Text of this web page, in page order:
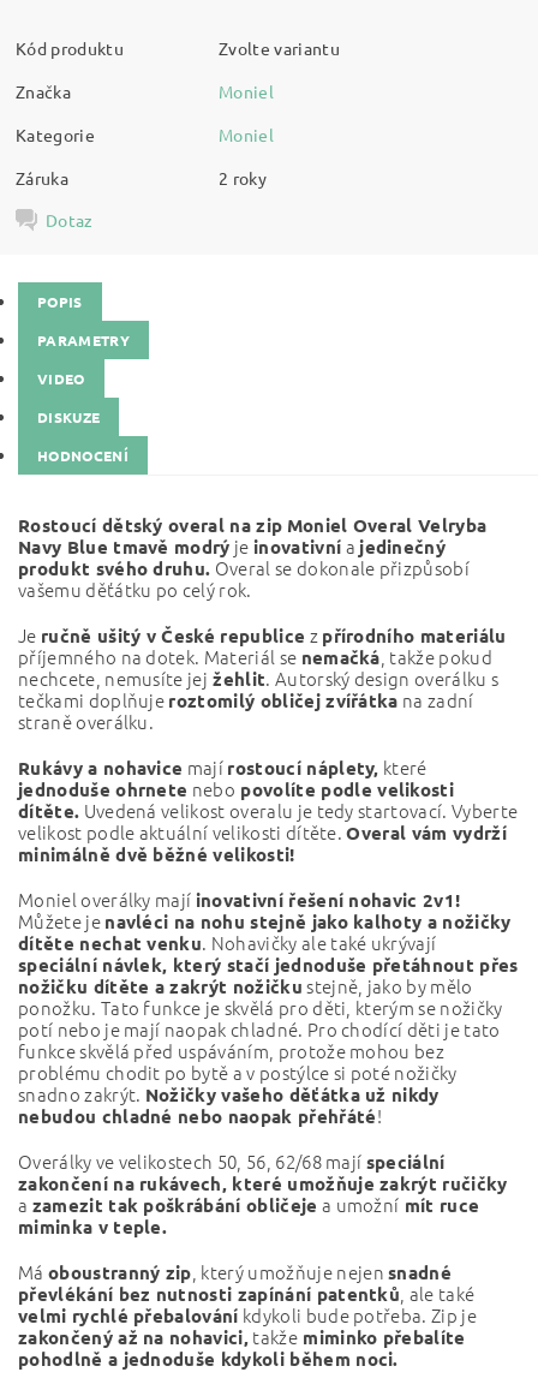
Kód produktu
Zvolte variantu
Značka
Moniel
Kategorie
Moniel
Záruka
2 roky
Dotaz
POPIS
PARAMETRY
VIDEO
DISKUZE
HODNOCENÍ
Rostoucí dětský overal na zip Moniel Overal Velryba
Navy Blue tmavě modrý jeinovativní ajedinečný
produkt svého druhu. Overal se dokonale přizpůsobí
vašemu děťátku po celý rok.
Je ručně ušitý v České republice z přírodního materiálu
příjemného na dotek. Materiál se nemačká , takže pokud
nechcete, nemusíte jej žehlit. Autorský design overálku s
tečkami doplňuje roztomilý obličej zvířátka na zadní
straně overálku.
Rukávy a nohavice mají rostoucí náplety, které
jednoduše ohrnete nebo povolíte podle velikosti
dítěte. Uvedená velikost overalu je tedy startovací. Vyberte
velikost podle aktuální velikosti dítěte.Overal vám vydrží
minimálně dvě běžné velikosti!
Moniel overálky mají inovativní řešení nohavic 2v1!
Můžete je navléci na nohu stejně jako kalhoty a nožičky
dítěte nechat venku. Nohavičky ale také ukrývají
speciální návlek, který stačí jednoduše přetáhnout přes
nožičku dítěte a zakrýt nožičku stejně, jako by mělo
ponožku. Tato funkce je skvělá pro děti, kterým se nožičky
potí nebo je mají naopak chladné. Pro chodící děti je tato
funkce skvělá před uspáváním, protože mohou bez
problému chodit po bytě a v postýlce si poté nožičky
snadno zakrýt. Nožičky vašeho děťátka už nikdy
nebudou chladné nebo naopak přehřáté!
Overálky ve velikostech 50, 56, 62/68 mají speciální
zakončení na rukávech, které umožňuje zakrýt ručičky
a zamezit tak poškrábání obličeje a umožní mít ruce
miminka v teple.
Má oboustranný zip , který umožňuje nejensnadné
převlékání bez nutnosti zapínání patentků , ale také
velmi rychlé přebalování kdykoli bude potřeba. Zip je
zakončený až na nohavici, takžemiminko přebalíte
pohodlně a jednoduše kdykoli během noci.